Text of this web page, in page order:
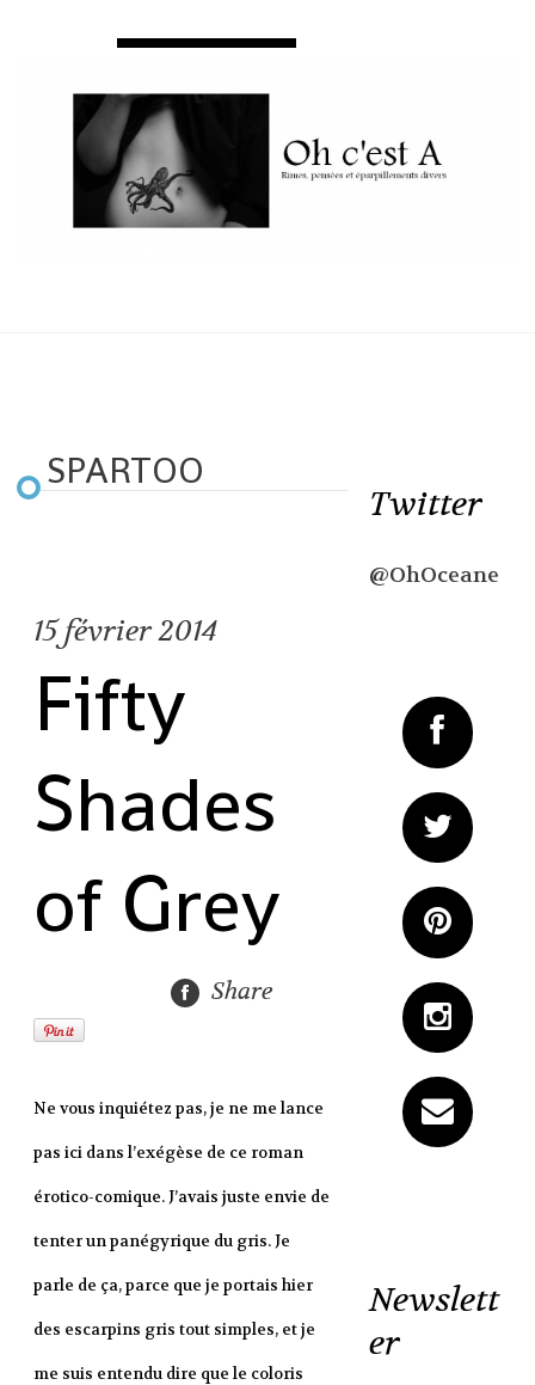
SPARTOO
15 février 2014
Fifty
Shades
of Grey
Share
Ne vous inquiétez pas, je ne me lance
pas ici dans l’exégèse de ce roman
érotico-comique. J’avais juste envie de
tenter un panégyrique du gris. Je
parle de ça, parce que je portais hier
des escarpins gris tout simples, et je
me suis entendu dire que le coloris
Twitter
@OhOceane
Newslett
er